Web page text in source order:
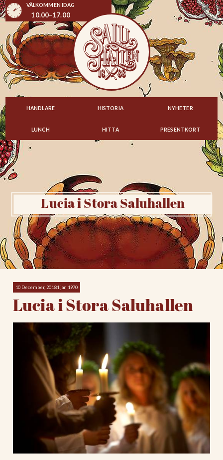
VÄLKOMMEN IDAG
10.00–17.00
HANDLARE HISTORIA NYHETER
LUNCH HITTA PRESENTKORT
Lucia i Stora Saluhallen
10 December, 20181 jan 1970
Lucia i Stora Saluhallen